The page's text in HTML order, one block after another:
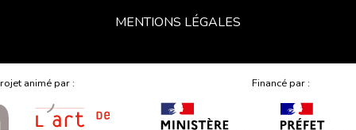
MENTIONS LÉGALES
animé par : Financé par :